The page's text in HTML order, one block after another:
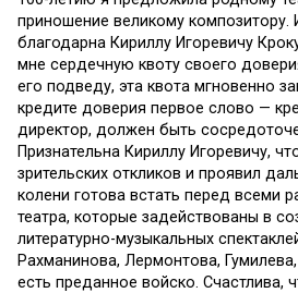
приношение великому композитору.
благодарна Кириллу Игоревичу
мне сердечную квоту своего
его подведу, эта квота мгновенно
кредите доверия первое слово —
директор, должен быть
Признательна Кириллу Игоревичу,
зрительских откликов и проявил
колени готова встать перед всеми
театра, которые задействованы в
литературно-музыкальных
Рахманинова, Лермонтова,
есть преданное войско. Счастлива,